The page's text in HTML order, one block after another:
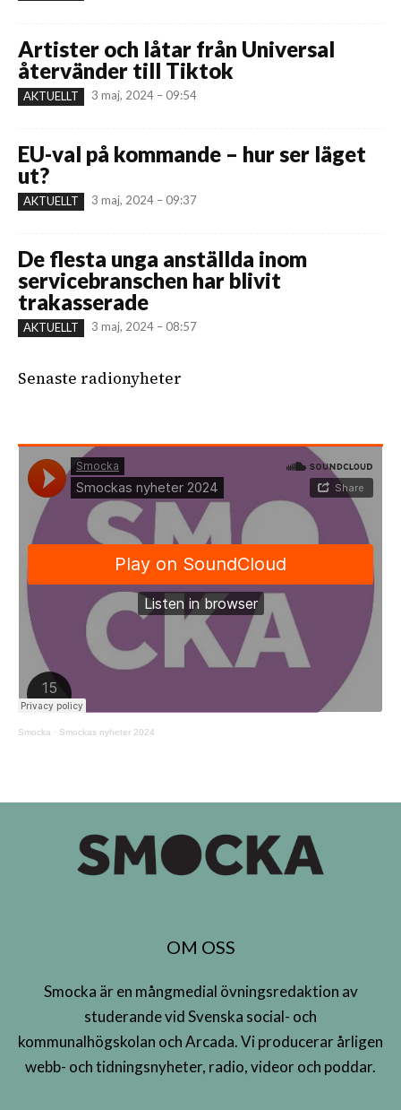
Artister och låtar från Universal
återvänder till Tiktok
AKTUELLT 3 maj, 2024 – 09:54
EU-val på kommande – hur ser läget
ut?
AKTUELLT 3 maj, 2024 – 09:37
De flesta unga anställda inom
servicebranschen har blivit
trakasserade
AKTUELLT 3 maj, 2024 – 08:57
Senaste radionyheter
Smocka · Smockas nyheter 2024
OM OSS
Smocka är en mångmedial övningsredaktion av
studerande vid Svenska social- och
kommunalhögskolan och Arcada. Vi producerar årligen
webb- och tidningsnyheter, radio, videor och poddar.